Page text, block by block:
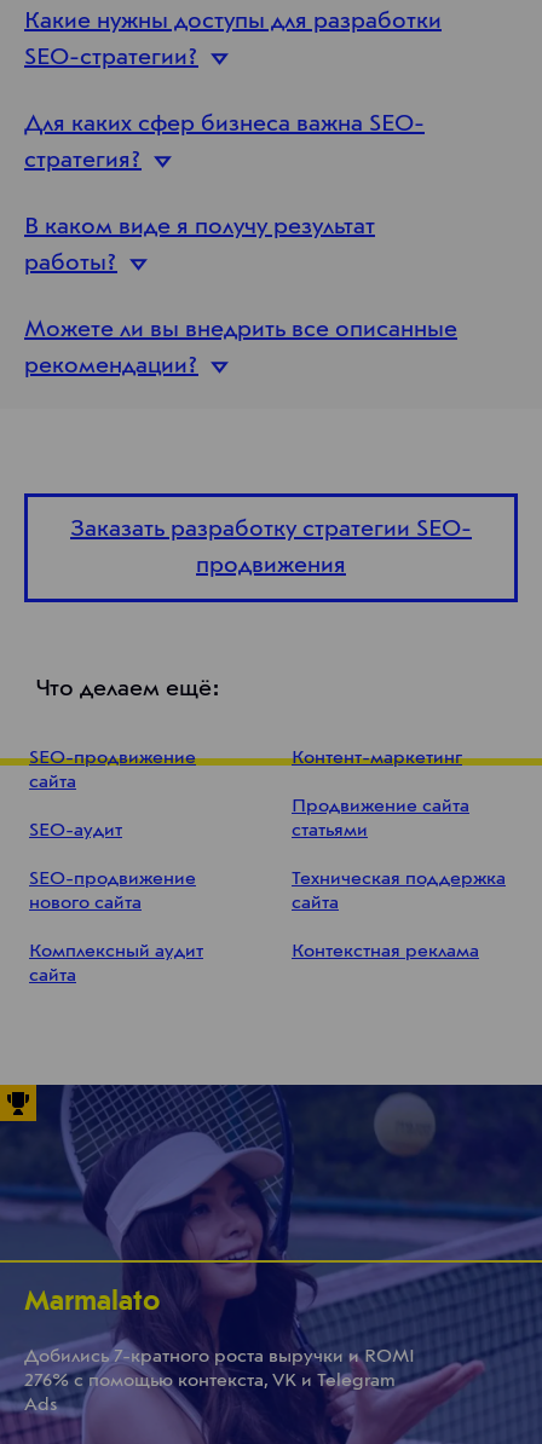
Какие нужны доступы для разработки
SEO-стратегии?
Для каких сфер бизнеса важна SEO-
стратегия?
В каком виде я получу результат
работы?
Можете ли вы внедрить все описанные
рекомендации?
Заказать разработку стратегии SEO-
продвижения
Что делаем ещё:
SEO-продвижение
сайта
SEO-аудит
SEO-продвижение
нового сайта
Комплексный аудит
сайта
Контент-маркетинг
Продвижение сайта
статьями
Техническая поддержка
сайта
Контекстная реклама
Marmalato
Добились 7-кратного роста выручки и ROMI
276% с помощью контекста, VK и Telegram
Ads